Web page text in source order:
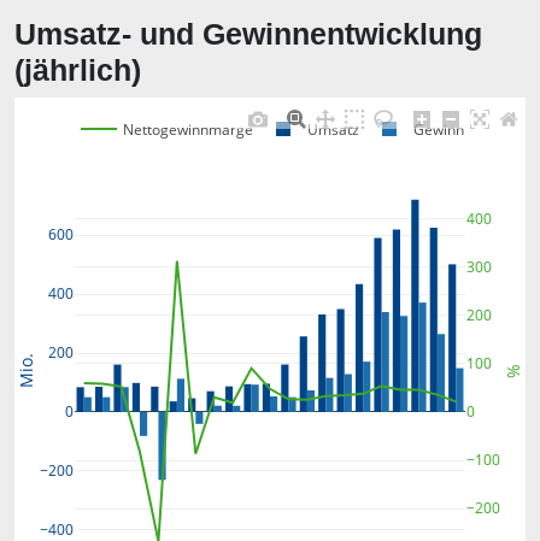
Umsatz- und Gewinnentwicklung
(jährlich)
−400
−200
0
200
400
600
−200
−100
0
100
200
300
400
Nettogewinnmarge Umsatz Gewinn
Mio. %